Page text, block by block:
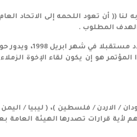
(( أن تعود اللحمه إلى الاتحاد
الهدف المطلوب .
5 – في 3 يناير 1998 أرسلنا دعوة إلى جميع السادة المحاسبين أعضاء
هو إن يكون لقاء الإخوة
بتاريخ 30/11/1997 و الذي لم تحضره سوى ( العراق / السودان / الاردن / فلسطين
لأية قرارات تصدرها الهيئة العامة